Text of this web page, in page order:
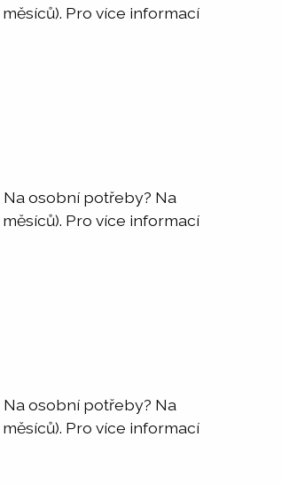
Pro více informací
osobní potřeby? Na
Pro více informací
osobní potřeby? Na
Pro více informací